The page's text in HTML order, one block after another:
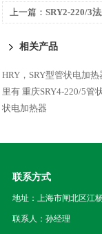
上一篇： SRY2-220/3
相关产品
HRY，SRY型管状电加热
里有 重庆SRY4-220/5管
状电加热器
联系方式
地址：上海市闸北区江
联系人：孙经理